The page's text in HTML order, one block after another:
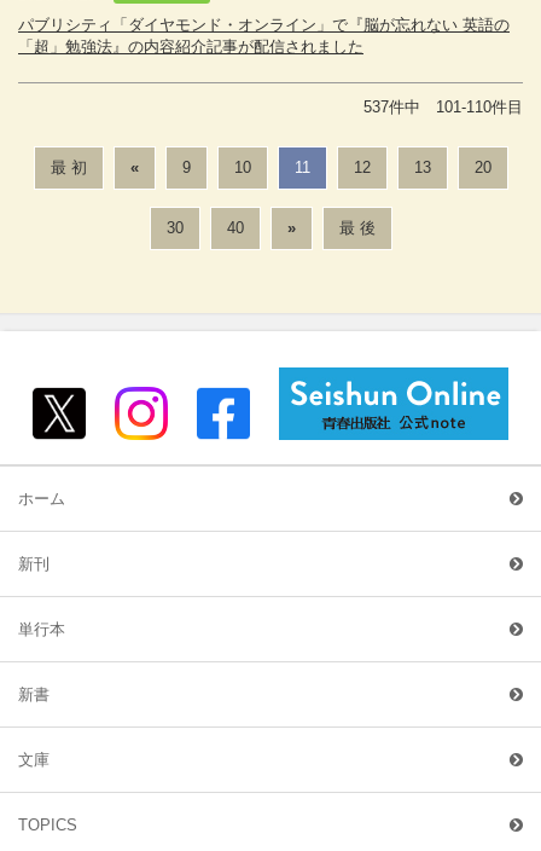
パブリシティ「ダイヤモンド・オンライン」で『脳が忘れない 英語の
「超」勉強法』の内容紹介記事が配信されました
537件中 101-110件目
最 初 « 9 10 11 12 13 20
30 40 » 最 後
ホーム
新刊
単行本
新書
文庫
TOPICS